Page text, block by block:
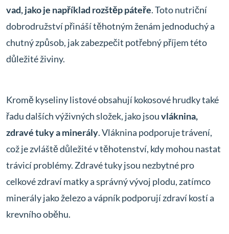
vad, jako je například rozštěp páteře. Toto nutriční
dobrodružství přináší těhotným ženám jednoduchý a
chutný způsob, jak zabezpečit potřebný příjem této
důležité živiny.
Kromě kyseliny listové obsahují kokosové hrudky také
řadu dalších výživných složek, jako jsouvláknina,
zdravé tuky a minerály. Vláknina podporuje trávení,
což je zvláště důležité v těhotenství, kdy mohou nastat
trávicí problémy. Zdravé tuky jsou nezbytné pro
celkové zdraví matky a správný vývoj plodu, zatímco
minerály jako železo a vápník podporují zdraví kostí a
krevního oběhu.